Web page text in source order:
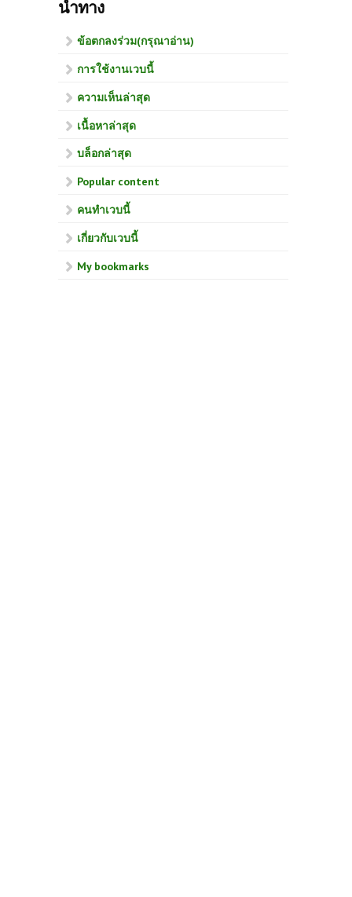
นำทาง
ข้อตกลงร่วม(กรุณาอ่าน)
การใช้งานเวบนี้
ความเห็นล่าสุด
เนื้อหาล่าสุด
บล็อกล่าสุด
Popular content
คนทำเวบนี้
เกี่ยวกับเวบนี้
My bookmarks